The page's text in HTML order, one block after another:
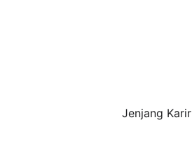
Jenjang Karir